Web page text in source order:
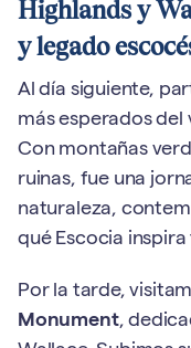
Highlands y
y legado
Al día siguiente,
más esperados del
Con montañas
ruinas, fue una
naturaleza,
qué Escocia
Por la tarde,
Monument,